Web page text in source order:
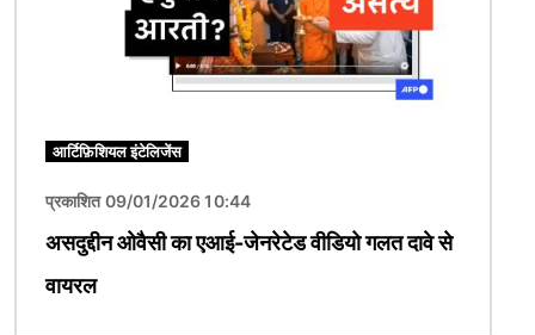
आर्टिफ़िशियल इंटेलिजेंस
प्रकाशित 09/01/2026 10:44
असदुद्दीन ओवैसी का एआई-जेनरेटेड वीडियो गलत दावे से
वायरल